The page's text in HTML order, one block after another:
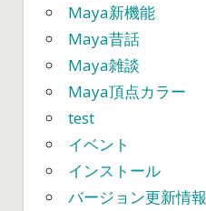
Maya新機能
Maya昔話
Maya雑談
Maya頂点カラー
test
イベント
インストール
バージョン更新情報